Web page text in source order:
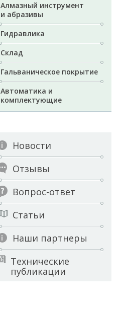
Алмазный инструмент
и абразивы
Гидравлика
Склад
Гальваническое покрытие
Автоматика и
комплектующие
Новости
Отзывы
Вопрос-ответ
Статьи
Наши партнеры
Технические
публикации